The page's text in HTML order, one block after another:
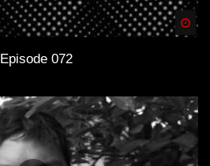
072